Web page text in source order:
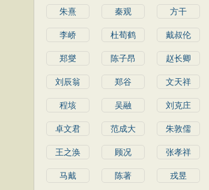
朱熹 秦观 方干
李峤 杜荀鹤 戴叔伦
郑燮 陈子昂 赵长卿
刘辰翁 郑谷 文天祥
程垓 吴融 刘克庄
卓文君 范成大 朱敦儒
王之涣 顾况 张孝祥
马戴 陈著 戎昱